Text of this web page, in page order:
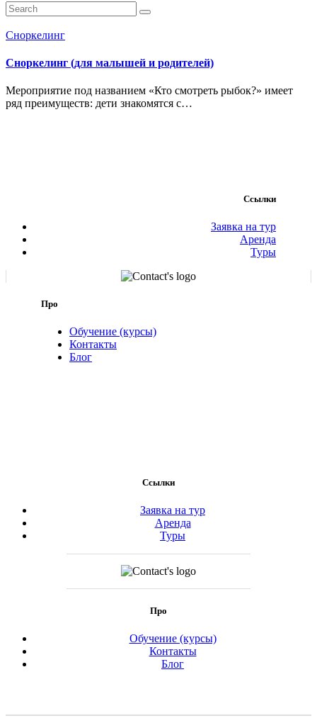
Сноркелинг
Сноркелинг (для малышей и родителей)
Мероприятие под названием «Кто смотреть рыбок?» имеет
ряд преимуществ: дети знакомятся с…
Ссылки
Заявка на тур
Аренда
Туры
Про
Обучение (курсы)
Контакты
Блог
Ссылки
Заявка на тур
Аренда
Туры
Про
Обучение (курсы)
Контакты
Блог